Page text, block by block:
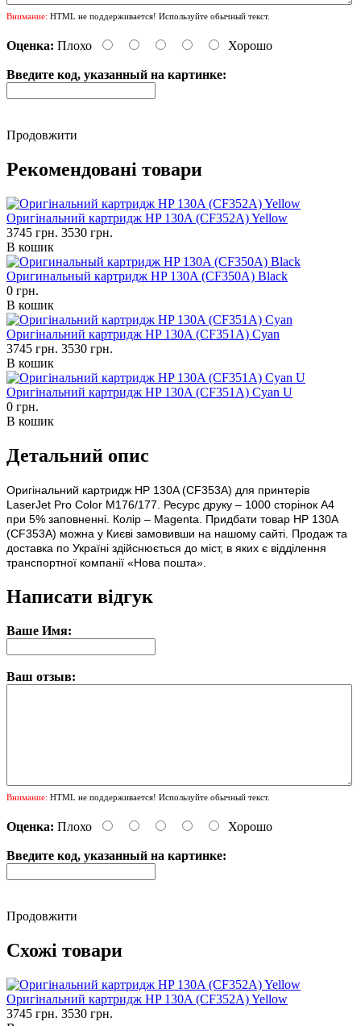
Внимание: HTML не поддерживается! Используйте обычный текст.
Оценка: Плохо Хорошо
Введите код, указанный на картинке:
Продовжити
Рекомендовані товари
Оригінальний картридж HP 130A (CF352A) Yellow
3745 грн. 3530 грн.
В кошик
Оригинальный картридж HP 130A (CF350A) Black
0 грн.
В кошик
Оригінальний картридж HP 130A (CF351A) Cyan
3745 грн. 3530 грн.
В кошик
Оригінальний картридж HP 130A (CF351A) Cyan U
0 грн.
В кошик
Детальний опис
Оригінальний картридж HP 130A (CF353A) для принтерів
LaserJet Pro Color M176/177. Ресурс друку – 1000 сторінок А4
при 5% заповненні. Колір – Magenta. Придбати товар HP 130A
(CF353A) можна у Києві замовивши на нашому сайті. Продаж та
доставка по Україні здійснюється до міст, в яких є відділення
транспортної компанії «Нова пошта».
Написати відгук
Ваше Имя:
Ваш отзыв:
Внимание: HTML не поддерживается! Используйте обычный текст.
Оценка: Плохо Хорошо
Введите код, указанный на картинке:
Продовжити
Схожі товари
Оригінальний картридж HP 130A (CF352A) Yellow
3745 грн. 3530 грн.